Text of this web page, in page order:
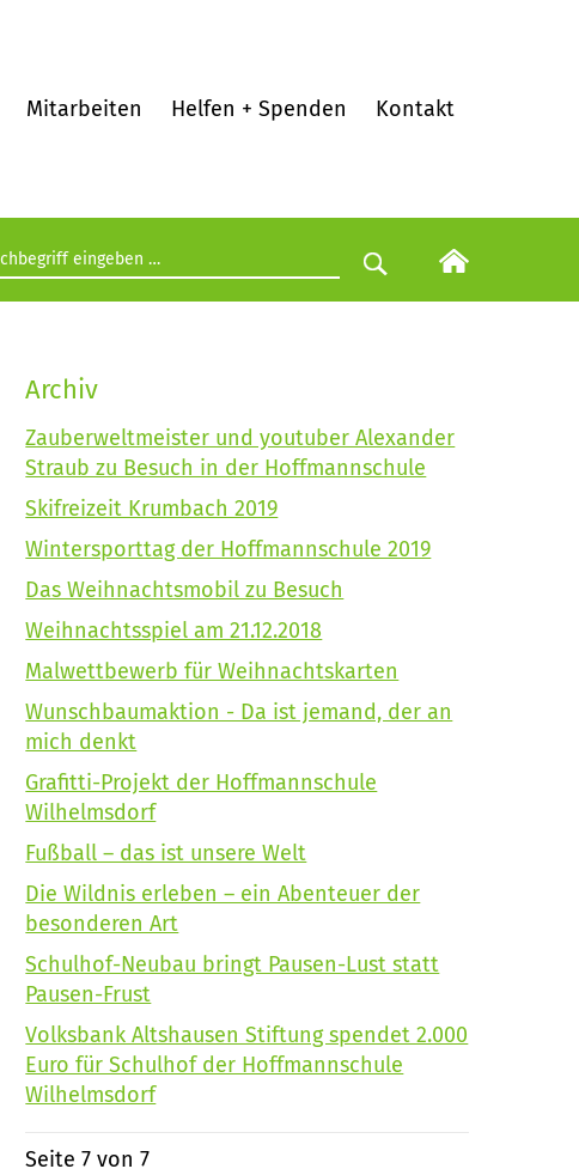
Mitarbeiten Helfen + Spenden Kontakt
eingeben
Suche starten
Archiv
Zauberweltmeister und youtuber Alexander
Straub zu Besuch in der Hoffmannschule
Skifreizeit Krumbach 2019
Wintersporttag der Hoffmannschule 2019
Das Weihnachtsmobil zu Besuch
Weihnachtsspiel am 21.12.2018
Malwettbewerb für Weihnachtskarten
Wunschbaumaktion - Da ist jemand, der an
mich denkt
Grafitti-Projekt der Hoffmannschule
Wilhelmsdorf
Fußball – das ist unsere Welt
Die Wildnis erleben – ein Abenteuer der
besonderen Art
Schulhof-Neubau bringt Pausen-Lust statt
Pausen-Frust
Volksbank Altshausen Stiftung spendet 2.000
Euro für Schulhof der Hoffmannschule
Wilhelmsdorf
Seite 7 von 7